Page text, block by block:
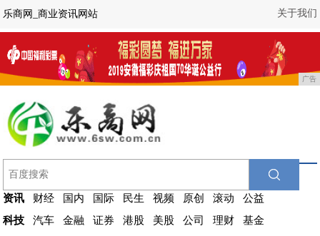
关于我们
乐商网_商业资讯网站
广告
资讯 财经 国内 国际 民生 视频 原创 滚动
公益
科技
汽车 金融 证券 港股 美股 公司 理财
基金